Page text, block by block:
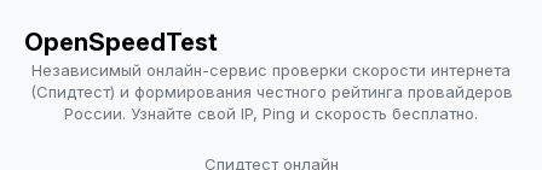
OpenSpeedTest
Независимый онлайн-сервис проверки скорости интернета
(Спидтест) и формирования честного рейтинга провайдеров
России. Узнайте свой IP, Ping и скорость бесплатно.
Спидтест онлайн